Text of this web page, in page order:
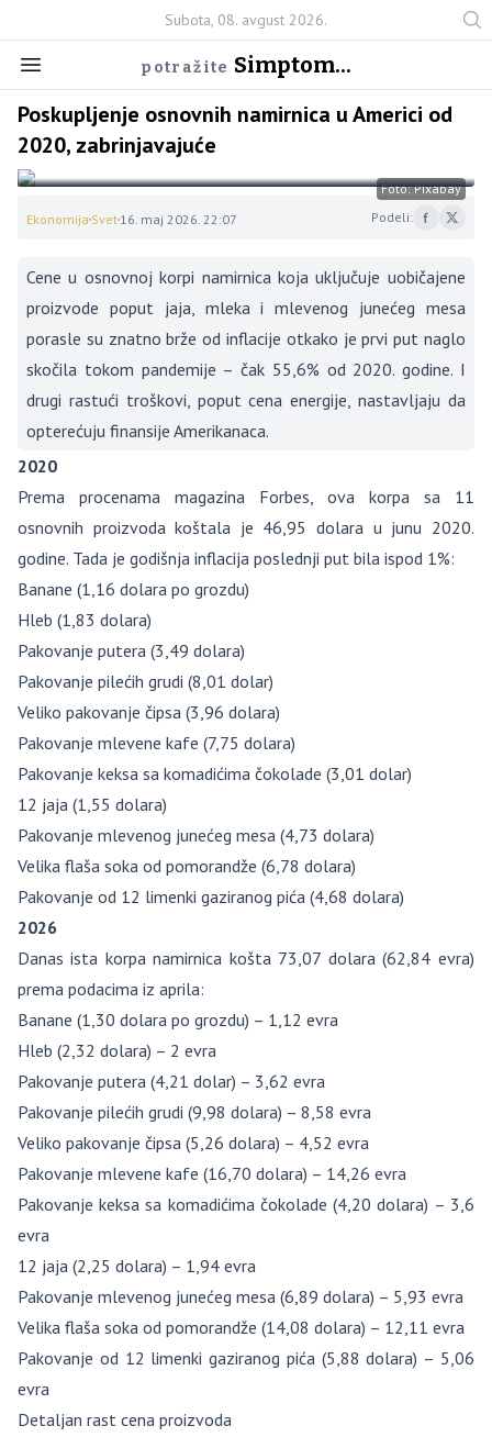
Subota, 08. avgust 2026.
potražite Simptom...
Poskupljenje osnovnih namirnica u Americi od
2020, zabrinjavajuće
Foto: Pixabay
Ekonomija Svet 16. maj 2026. 22:07 Podeli:
Cene u osnovnoj korpi namirnica koja uključuje uobičajene
proizvode poput jaja, mleka i mlevenog junećeg mesa
porasle su znatno brže od inflacije otkako je prvi put naglo
skočila tokom pandemije – čak 55,6% od 2020. godine. I
drugi rastući troškovi, poput cena energije, nastavljaju da
opterećuju finansije Amerikanaca.
2020
Prema procenama magazina Forbes, ova korpa sa 11
osnovnih proizvoda koštala je 46,95 dolara u junu 2020.
godine. Tada je godišnja inflacija poslednji put bila ispod 1%:
Banane (1,16 dolara po grozdu)
Hleb (1,83 dolara)
Pakovanje putera (3,49 dolara)
Pakovanje pilećih grudi (8,01 dolar)
Veliko pakovanje čipsa (3,96 dolara)
Pakovanje mlevene kafe (7,75 dolara)
Pakovanje keksa sa komadićima čokolade (3,01 dolar)
12 jaja (1,55 dolara)
Pakovanje mlevenog junećeg mesa (4,73 dolara)
Velika flaša soka od pomorandže (6,78 dolara)
Pakovanje od 12 limenki gaziranog pića (4,68 dolara)
2026
Danas ista korpa namirnica košta 73,07 dolara (62,84 evra)
prema podacima iz aprila:
Banane (1,30 dolara po grozdu) – 1,12 evra
Hleb (2,32 dolara) – 2 evra
Pakovanje putera (4,21 dolar) – 3,62 evra
Pakovanje pilećih grudi (9,98 dolara) – 8,58 evra
Veliko pakovanje čipsa (5,26 dolara) – 4,52 evra
Pakovanje mlevene kafe (16,70 dolara) – 14,26 evra
Pakovanje keksa sa komadićima čokolade (4,20 dolara) – 3,6
evra
12 jaja (2,25 dolara) – 1,94 evra
Pakovanje mlevenog junećeg mesa (6,89 dolara) – 5,93 evra
Velika flaša soka od pomorandže (14,08 dolara) – 12,11 evra
Pakovanje od 12 limenki gaziranog pića (5,88 dolara) – 5,06
evra
Detaljan rast cena proizvoda